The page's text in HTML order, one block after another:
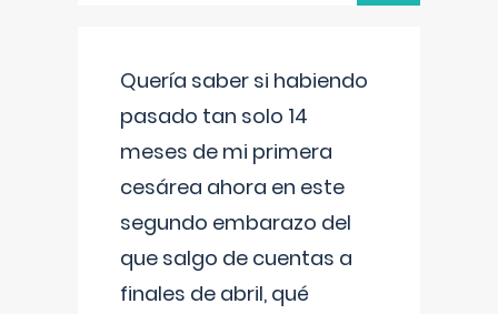
Quería saber si habiendo
pasado tan solo 14
meses de mi primera
cesárea ahora en este
segundo embarazo del
que salgo de cuentas a
finales de abril, qué